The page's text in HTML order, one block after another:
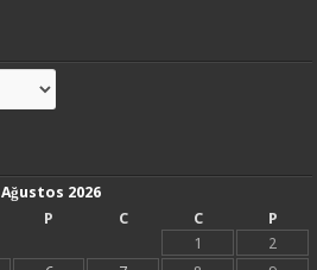
Ağustos 2026
P C C
P
1
2